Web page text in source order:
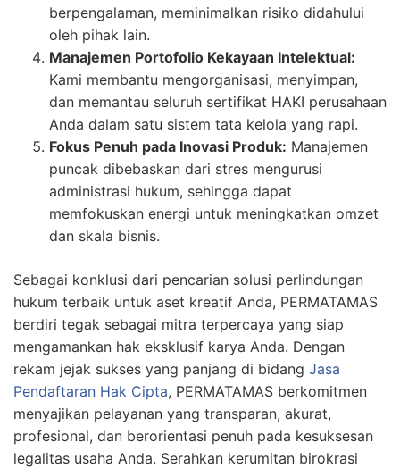
berpengalaman, meminimalkan risiko didahului
oleh pihak lain.
Manajemen Portofolio Kekayaan Intelektual:
Kami membantu mengorganisasi, menyimpan,
dan memantau seluruh sertifikat HAKI perusahaan
Anda dalam satu sistem tata kelola yang rapi.
Fokus Penuh pada Inovasi Produk: Manajemen
puncak dibebaskan dari stres mengurusi
administrasi hukum, sehingga dapat
memfokuskan energi untuk meningkatkan omzet
dan skala bisnis.
Sebagai konklusi dari pencarian solusi perlindungan
hukum terbaik untuk aset kreatif Anda, PERMATAMAS
berdiri tegak sebagai mitra terpercaya yang siap
mengamankan hak eksklusif karya Anda. Dengan
rekam jejak sukses yang panjang di bidang Jasa
Pendaftaran Hak Cipta, PERMATAMAS berkomitmen
menyajikan pelayanan yang transparan, akurat,
profesional, dan berorientasi penuh pada kesuksesan
legalitas usaha Anda. Serahkan kerumitan birokrasi